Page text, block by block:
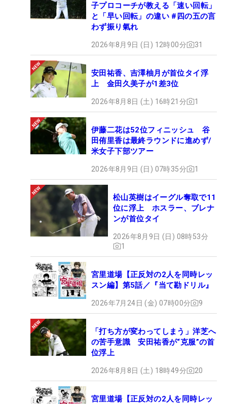
子プロコーチが教える「速い回転」
と「早い回転」の違い #四の五の言
わず振り氣れ
2026年8月9日 (日) 12時00分 31
安田祐香、吉澤柚月が首位タイ浮
上 金田久美子が1差3位
2026年8月8日 (土) 16時21分 1
伊藤二花は52位フィニッシュ 谷
田侑里香は最終ラウンドに進めず/
米女子下部ツアー
2026年8月9日 (日) 07時35分 1
松山英樹はイーグル奪取で11
位に浮上 ホスラー、ブレナ
ンが首位タイ
2026年8月9日 (日) 08時53分
1
宮里道場【正反対の2人を同時レッ
スン編】第5話／『当て勘ドリル』
2026年7月24日 (金) 07時00分 9
「打ち方が変わってしまう」洋芝へ
の苦手意識 安田祐香が“克服”の首
位浮上
2026年8月8日 (土) 18時49分 20
宮里道場【正反対の2人を同時レッ